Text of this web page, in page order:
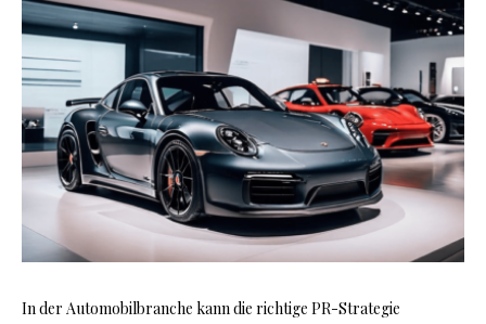
In der Automobilbranche kann die richtige PR-Strategie